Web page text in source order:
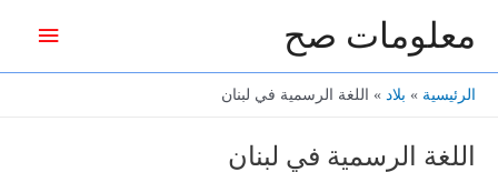
معلومات صح
الرئيسية بلاد اللغة الرسمية في لبنان
اللغة الرسمية في لبنان